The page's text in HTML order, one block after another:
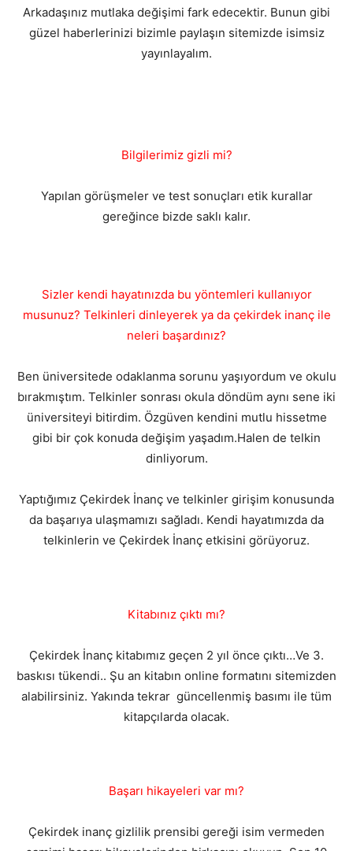
Arkadaşınız mutlaka değişimi fark edecektir. Bunun gibi
güzel haberlerinizi bizimle paylaşın sitemizde isimsiz
yayınlayalım.
Bilgilerimiz gizli mi?
Yapılan görüşmeler ve test sonuçları etik kurallar
gereğince bizde saklı kalır.
Sizler kendi hayatınızda bu yöntemleri kullanıyor
musunuz? Telkinleri dinleyerek ya da çekirdek inanç ile
neleri başardınız?
Ben üniversitede odaklanma sorunu yaşıyordum ve okulu
bırakmıştım. Telkinler sonrası okula döndüm aynı sene iki
üniversiteyi bitirdim. Özgüven kendini mutlu hissetme
gibi bir çok konuda değişim yaşadım.Halen de telkin
dinliyorum.
Yaptığımız Çekirdek İnanç ve telkinler girişim konusunda
da başarıya ulaşmamızı sağladı. Kendi hayatımızda da
telkinlerin ve Çekirdek İnanç etkisini görüyoruz.
Kitabınız çıktı mı?
Çekirdek İnanç kitabımız geçen 2 yıl önce çıktı…Ve 3.
baskısı tükendi.. Şu an kitabın online formatını sitemizden
alabilirsiniz. Yakında tekrar güncellenmiş basımı ile tüm
kitapçılarda olacak.
Başarı hikayeleri var mı?
Çekirdek inanç gizlilik prensibi gereği isim vermeden